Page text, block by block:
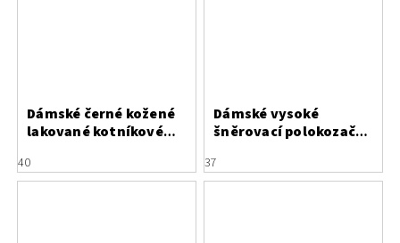
Dámské černé kožené
lakované kotníkové
podpatku
40
Dámské vysoké
šněrovací polokozačky
kůže
37